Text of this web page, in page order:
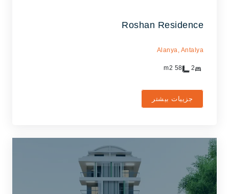
Roshan Residence
Alanya, Antalya
2
58
جزییات بیشتر